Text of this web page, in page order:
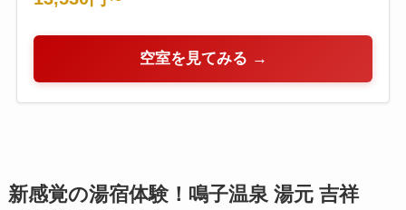
空室を見てみる →
新感覚の湯宿体験！鳴子温泉 湯元 吉祥